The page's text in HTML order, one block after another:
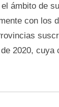
ámbito de su
con los
2020, cuya